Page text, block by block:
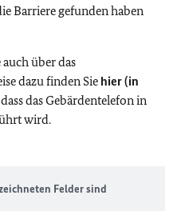
Barriere gefunden haben
über das
dazu finden Sie hier (in
das Gebärdentelefon in
wird.
Felder sind